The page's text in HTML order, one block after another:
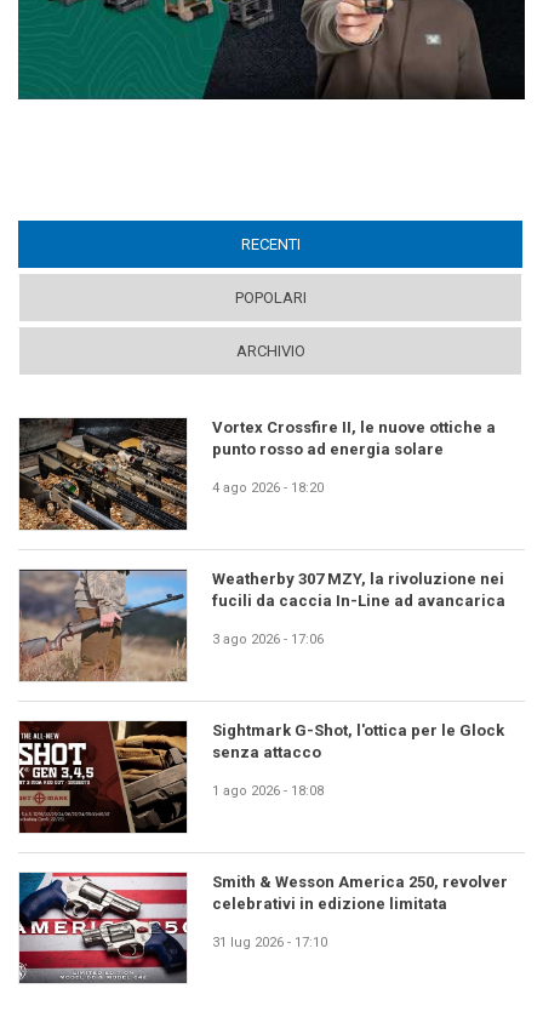
RECENTI
POPOLARI
ARCHIVIO
Vortex Crossfire II, le nuove ottiche a
punto rosso ad energia solare
4 ago 2026 - 18:20
Weatherby 307 MZY, la rivoluzione nei
fucili da caccia In-Line ad avancarica
3 ago 2026 - 17:06
Sightmark G-Shot, l'ottica per le Glock
senza attacco
1 ago 2026 - 18:08
Smith & Wesson America 250, revolver
celebrativi in edizione limitata
31 lug 2026 - 17:10